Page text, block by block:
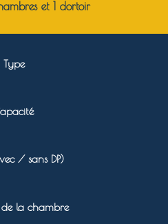
et 1 dortoir
Type
/ sans DP)
la chambre